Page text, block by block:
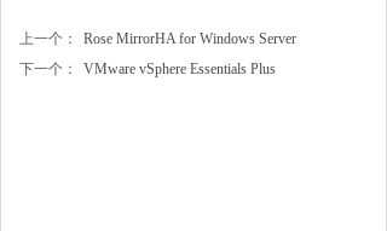
上一个：
Rose MirrorHA for Windows Server
下一个：
VMware vSphere Essentials Plus